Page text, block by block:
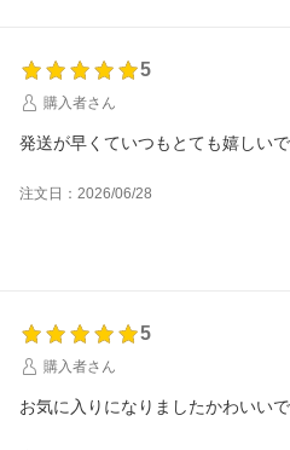
5
購入者さん
発送が早くていつもとても嬉しい
注文日：2026/06/28
5
購入者さん
お気に入りになりましたかわいい